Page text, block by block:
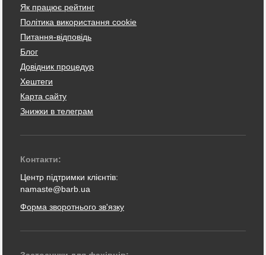
Як працює рейтинг
Політика використання cookie
Питання-відповідь
Блог
Довідник процедур
Хештеги
Карта сайту
Знижки в телеграм
Контакти:
Центр підтримки клієнтів:
namaste@barb.ua
Форма зворотнього зв'язку